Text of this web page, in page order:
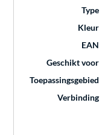
Type
Kleur
EAN
Geschikt voor
Toepassingsgebied
Verbinding